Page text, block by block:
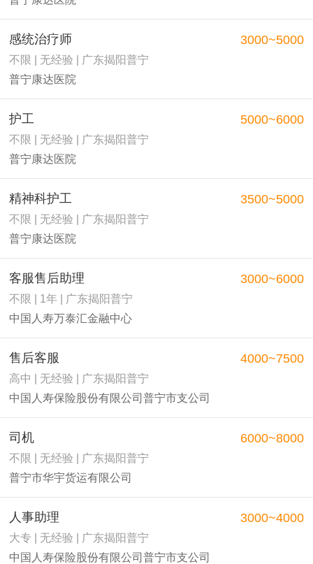
感统治疗师
不限 | 无经验 | 广东揭阳普宁
普宁康达医院
3000~5000
护工
不限 | 无经验 | 广东揭阳普宁
普宁康达医院
5000~6000
精神科护工
不限 | 无经验 | 广东揭阳普宁
普宁康达医院
3500~5000
客服售后助理
不限 | 1年 | 广东揭阳普宁
中国人寿万泰汇金融中心
3000~6000
售后客服
高中 | 无经验 | 广东揭阳普宁
中国人寿保险股份有限公司普宁市支公司
4000~7500
司机
不限 | 无经验 | 广东揭阳普宁
普宁市华宇货运有限公司
6000~8000
人事助理
大专 | 无经验 | 广东揭阳普宁
中国人寿保险股份有限公司普宁市支公司
3000~4000